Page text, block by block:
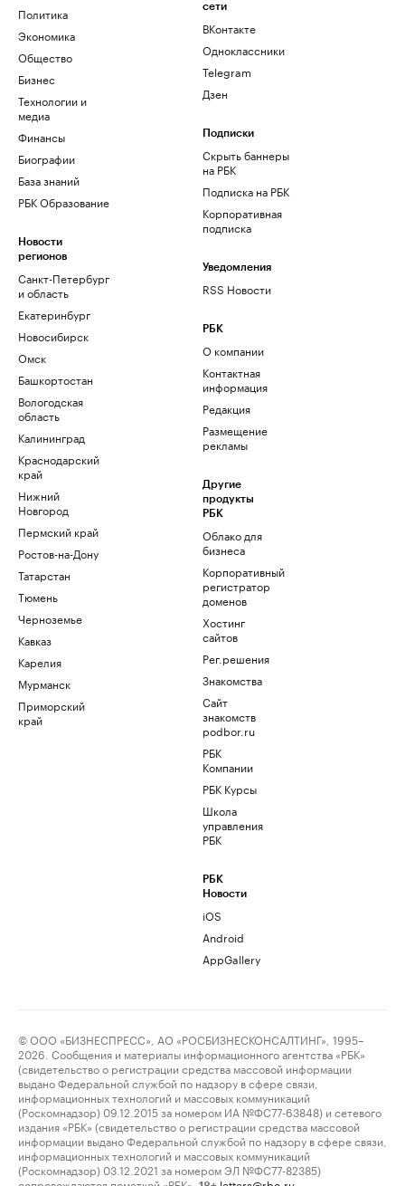
Политика
Экономика
Общество
Бизнес
Технологии и
медиа
Финансы
Биографии
База знаний
РБК Образование
Новости
регионов
Санкт-Петербург
и область
Екатеринбург
Новосибирск
Омск
Башкортостан
Вологодская
область
Калининград
Краснодарский
край
Нижний
Новгород
Пермский край
Ростов-на-Дону
Татарстан
Тюмень
Черноземье
Кавказ
Карелия
Мурманск
Приморский
край
сети
ВКонтакте
Одноклассники
Telegram
Дзен
Подписки
Скрыть баннеры
на РБК
Подписка на РБК
Корпоративная
подписка
Уведомления
RSS Новости
РБК
О компании
Контактная
информация
Редакция
Размещение
рекламы
Другие
продукты
РБК
Облако для
бизнеса
Корпоративный
регистратор
доменов
Хостинг
сайтов
Рег.решения
Знакомства
Сайт
знакомств
podbor.ru
РБК
Компании
РБК Курсы
Школа
управления
РБК
РБК
Новости
iOS
Android
AppGallery
© ООО «БИЗНЕСПРЕСС», АО «РОСБИЗНЕСКОНСАЛТИНГ», 1995–
2026. Сообщения и материалы информационного агентства «РБК»
(свидетельство о регистрации средства массовой информации
выдано Федеральной службой по надзору в сфере связи,
информационных технологий и массовых коммуникаций
(Роскомнадзор) 09.12.2015 за номером ИА №ФС77-63848) и сетевого
издания «РБК» (свидетельство о регистрации средства массовой
информации выдано Федеральной службой по надзору в сфере связи,
информационных технологий и массовых коммуникаций
(Роскомнадзор) 03.12.2021 за номером ЭЛ №ФС77-82385)